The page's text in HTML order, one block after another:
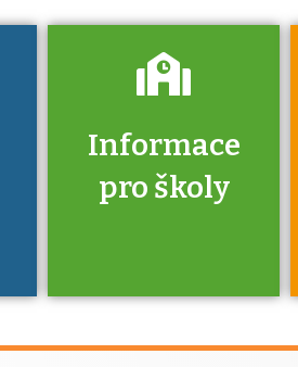
Informace
pro školy
Víte, že jako škola